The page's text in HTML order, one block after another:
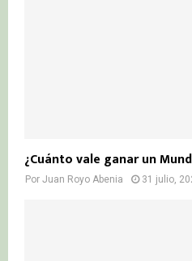
¿Cuánto vale ganar un
Por Juan Royo Abenia 31 julio,